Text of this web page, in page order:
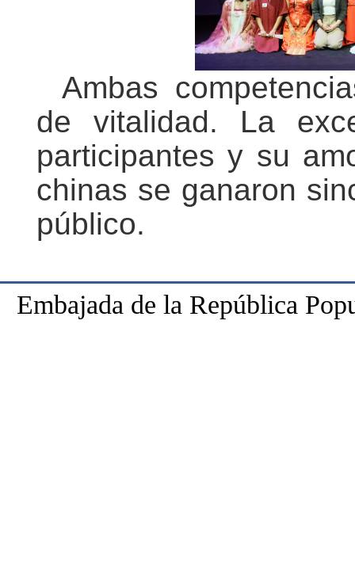
Ambas
de vitalidad. La
participantes y su
chinas se ganaron
público.
Embajada de la República